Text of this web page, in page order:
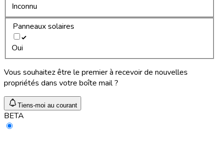
Inconnu
Panneaux solaires
Oui
Vous souhaitez être le premier à recevoir de nouvelles
propriétés dans votre boîte mail ?
Tiens-moi au courant
BETA